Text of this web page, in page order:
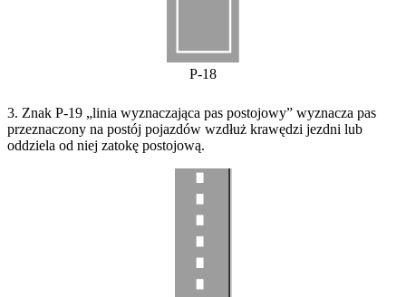
P-18
3. Znak P-19 „linia wyznaczająca pas postojowy” wyznacza pas
przeznaczony na postój pojazdów wzdłuż krawędzi jezdni lub
oddziela od niej zatokę postojową.